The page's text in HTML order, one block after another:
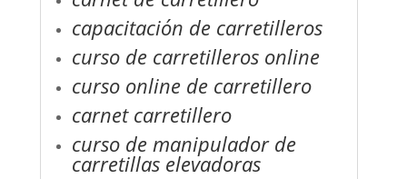
capacitación de carretilleros
curso de carretilleros online
curso online de carretillero
carnet carretillero
curso de manipulador de
carretillas elevadoras